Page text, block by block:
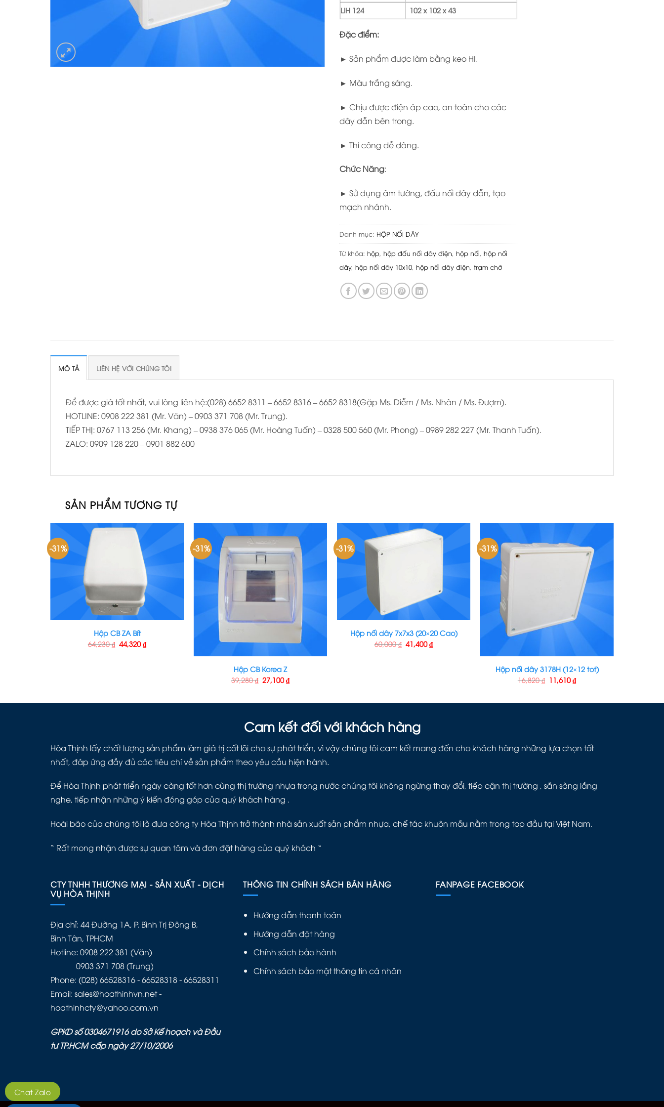
LIH 124
102 x 102 x 43
Đặc điểm:
► Sản phẩm được làm bằng keo HI.
► Màu trắng sáng.
► Chịu được điện áp cao, an toàn cho các
dây dẫn bên trong.
► Thi công dễ dàng.
Chức Năng:
► Sử dụng âm tường, đấu nối dây dẫn, tạo
mạch nhánh.
Danh mục: HỘP NỐI DÂY
Từ khóa: hộp, hộp đấu nối dây điện, hộp nối, hộp nối
dây, hộp nối dây 10x10, hộp nối dây điện, trạm chờ
MÔ TẢ LIÊN HỆ VỚI CHÚNG TÔI
Để được giá tốt nhất, vui lòng liên hệ:(028) 6652 8311 – 6652 8316 – 6652 8318(Gặp Ms. Diễm / Ms. Nhàn / Ms. Đượm).
HOTLINE: 0908 222 381 (Mr. Văn) – 0903 371 708 (Mr. Trung).
TIẾP THỊ: 0767 113 256 (Mr. Khang) – 0938 376 065 (Mr. Hoàng Tuấn) – 0328 500 560 (Mr. Phong) – 0989 282 227 (Mr. Thanh Tuấn).
ZALO: 0909 128 220 – 0901 882 600
SẢN PHẨM TƯƠNG TỰ
-31%
Hộp CB ZA Bít
64,230₫ 44,320₫
-31%
Hộp CB Korea Z
39,280₫ 27,100₫
-31%
Hộp nối dây 7x7x3 (20×20 Cao)
60,000₫ 41,400₫
-31%
Hộp nối dây 3178H (12×12 tot)
16,820₫ 11,610₫
Cam kết đối với khách hàng
Hòa Thịnh lấy chất lượng sản phẩm làm giá trị cốt lõi cho sự phát triển, vì vậy chúng tôi cam kết mang đến cho khách hàng những lựa chọn tốt
nhất, đáp ứng đầy đủ các tiêu chí về sản phẩm theo yêu cầu hiện hành.
Để Hòa Thịnh phát triển ngày càng tốt hơn cùng thị trường nhựa trong nước chúng tôi không ngừng thay đổi, tiếp cận thị trường , sẵn sàng lắng
nghe, tiếp nhận những ý kiến đóng góp của quý khách hàng .
Hoài bão của chúng tôi là đưa công ty Hòa Thịnh trở thành nhà sản xuất sản phẩm nhựa, chế tác khuôn mẫu nằm trong top đầu tại Việt Nam.
“ Rất mong nhận được sự quan tâm và đơn đặt hàng của quý khách “
CTY TNHH THƯƠNG MẠI - SẢN XUẤT - DỊCH
VỤ HÒA THỊNH
Địa chỉ: 44 Đường 1A, P. Bình Trị Đông B,
Bình Tân, TPHCM
Hotline: 0908 222 381 (Văn)
0903 371 708 (Trung)
Phone: (028) 66528316 - 66528318 - 66528311
Email: sales@hoathinhvn.net -
hoathinhcty@yahoo.com.vn
GPKD số 0304671916 do Sở Kế hoạch và Đầu
tư TP.HCM cấp ngày 27/10/2006
THÔNG TIN CHÍNH SÁCH BÁN HÀNG
Hướng dẫn thanh toán
Hướng dẫn đặt hàng
Chính sách bảo hành
Chính sách bảo mật thông tin cá nhân
FANPAGE FACEBOOK
Chat Zalo